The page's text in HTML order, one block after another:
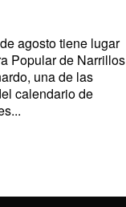
agosto tiene lugar
Popular de Narrillos
una de las
calendario de